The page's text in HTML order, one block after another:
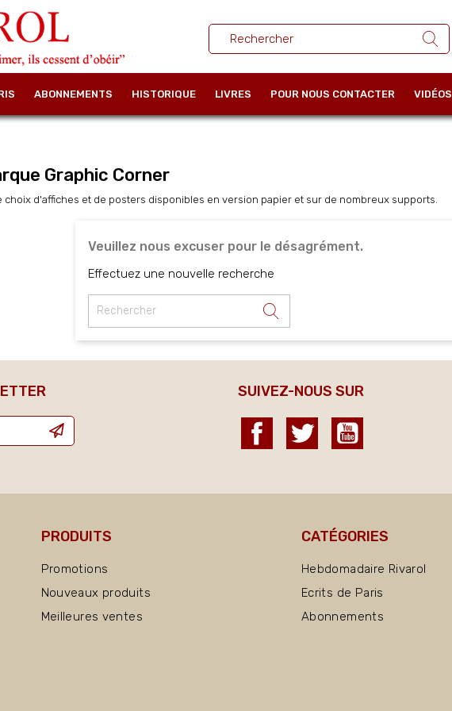
ABONNEMENTS HISTORIQUE LIVRES POUR NOUS CONTACTER VIDÉOS
Graphic Corner
d'affiches et de posters disponibles en version papier et sur de nombreux supports.
Veuillez nous excuser pour le désagrément.
Effectuez une nouvelle recherche
SUIVEZ-NOUS SUR
Facebook Twitter
PRODUITS
Promotions
Nouveaux produits
Meilleures ventes
CATÉGORIES
Hebdomadaire Rivarol
Ecrits de Paris
Abonnements